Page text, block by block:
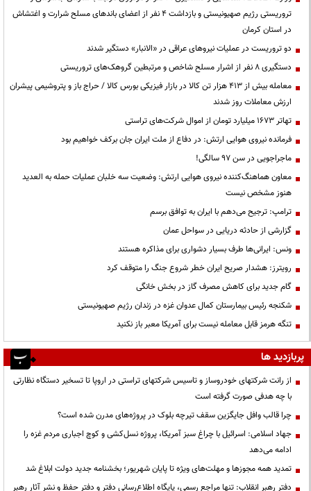
تروریستی رژیم صهیونیستی و بازداشت ۴ نفر از اعضای باندهای مسلح شرارت و اغتشاش
در استان کرمان
دو تروریست در عملیات نیروهای عراقی در «الانبار» دستگیر شدند
دستگیری ۸ نفر از اشرار مسلح شاخص و مرتبطین گروهک‌های تروریستی
معامله بیش از ۴۱۳ هزار تن کالا در بازار فیزیکی بورس کالا / حراج باز و پتروشیمی پیشران
ارزش معاملات روز شدند
تهاتر ۱۶۷۳ میلیارد تومان از اموال شرکت‌های تراستی
فرمانده نیروی هوایی ارتش: در دفاع از ملت ایران جان برکف خواهیم بود
ماجراجویی در سن ۹۷ سالگی!
معاون هماهنگ‌کننده نیروی هوایی ارتش: وضعیت سه خلبان عملیات حمله به العدید
هنوز مشخص نیست
ترامپ: ترجیح می‌دهم با ایران به توافق برسم
گزارشی از حادثه دریایی در سواحل عمان
ونس: ایرانی‌ها طرف بسیار دشواری برای مذاکره هستند
رویترز: هشدار صریح ایران خطر شروع جنگ را متوقف کرد
گام جدید برای کاهش مصرف گاز در بخش خانگی
شکنجه رئیس بیمارستان کمال عدوان غزه در زندان رژیم صهیونیستی
تنگه هرمز قابل معامله نیست برای آمریکا معبر باز نکنید
پربازدید ها
از رانت‌ شرکتهای خودروساز و تاسیس شرکتهای تراستی در اروپا تا تسخیر دستگاه نظارتی
با چه هدفی صورت گرفته است
چرا قالب وافل جایگزین سقف تیرچه بلوک در پروژه‌های مدرن شده است؟
جهاد اسلامی: اسرائیل با چراغ سبز آمریکا، پروژه نسل‌کشی و کوچ اجباری مردم غزه را
ادامه می‌دهد
تمدید همه مجوزها و مهلت‌های ویژه تا پایان شهریور؛ بخشنامه جدید دولت ابلاغ شد
دفتر رهبر انقلاب: تنها مراجع رسمی، پایگاه اطلاع‌رسانی دفتر و دفتر حفظ و نشر آثار رهبر